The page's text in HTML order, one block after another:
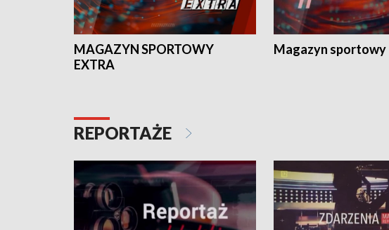
MAGAZYN SPORTOWY
EXTRA
Magazyn sportowy
REPORTAŻE